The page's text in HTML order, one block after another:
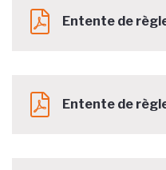
Entente de
Entente de